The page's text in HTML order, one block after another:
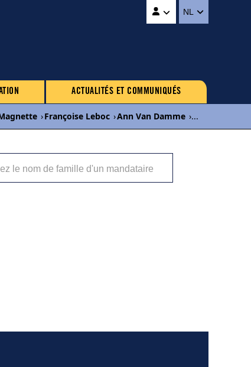
NL
ACTUALITÉS ET COMMUNIQUÉS
›Françoise Leboc ›Ann Van Damme ›...